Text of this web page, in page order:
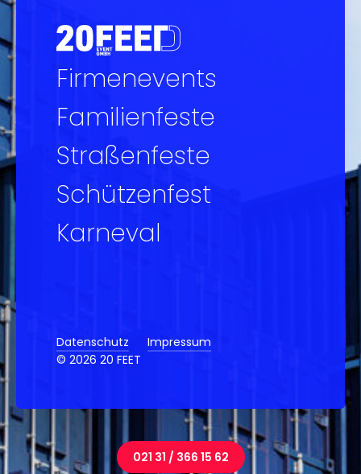
021 31 / 366 15 62
Firmenevents
Familienfeste
Straßenfeste
Schützenfest
Karneval
Datenschutz
Impressum
© 2026 20 FEET